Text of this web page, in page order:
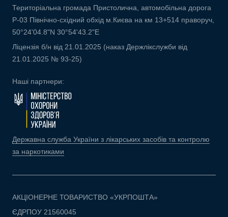
Територіальна громада Пристолична, автомобільна дорога
Р-03 Північно-східний обхід м.Києва на км 13+514 праворуч,
50°24'04.8"N 30°54'43.2"E
Ліцензія б/н від 21.01.2025 (наказ Держлікслужби від
21.01.2025 № 93-25)
Наші партнери:
Державна служба України з лікарських засобів та контролю
за наркотиками
АКЦІОНЕРНЕ ТОВАРИСТВО «УКРПОШТА»
ЄДРПОУ 21560045